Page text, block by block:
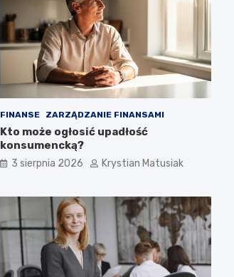
FINANSE ZARZĄDZANIE FINANSAMI
Kto może ogłosić upadłość
konsumencką?
3 sierpnia 2026 Krystian Matusiak